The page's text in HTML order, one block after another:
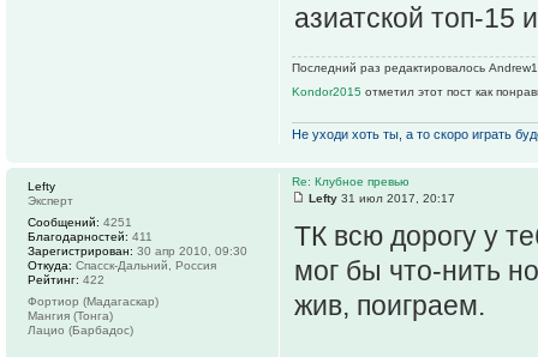
азиатской топ-15
Последний раз редактировалось
Kondor2015 отметил этот пост как
Не уходи хоть ты, а то скоро играть
Re: Клубное превью
Lefty 31 июл 2017, 20:17
ТК всю дорогу у
мог бы что-нить
жив, поиграем.
Lefty
Эксперт
Сообщений: 4251
Благодарностей: 411
Зарегистрирован: 30 апр 2010, 09:30
Откуда: Спасск-Дальний, Россия
Рейтинг: 422
Фортиор (Мадагаскар)
Мангия (Тонга)
Лацио (Барбадос)